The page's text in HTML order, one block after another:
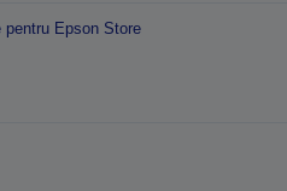
pentru Epson Store